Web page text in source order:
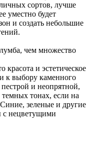
сортов, лучше
уместно будет
и создать небольшие
чем множество
красота и эстетическое
к выбору каменного
и неопрятной,
тонах, если на
зеленые и другие
с нецветущими